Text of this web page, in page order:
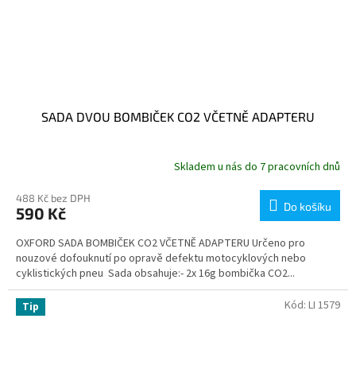
SADA DVOU BOMBIČEK CO2 VČETNĚ ADAPTERU
Skladem u nás do 7 pracovních dnů
488 Kč bez DPH
590 Kč Do košíku
OXFORD SADA BOMBIČEK CO2 VČETNĚ ADAPTERU Určeno pro
nouzové dofouknutí po opravě defektu motocyklových nebo
cyklistických pneu Sada obsahuje:- 2x 16g bombička CO2...
Tip Kód: LI 1579